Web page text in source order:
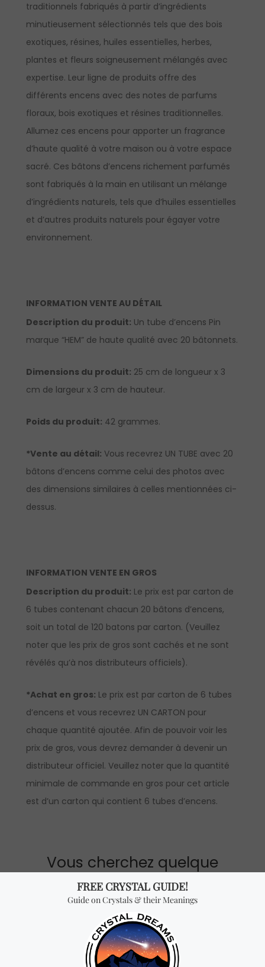
traditionnels fabriqués à partir d’ingrédients
minutieusement sélectionnés tels que des bois
exotiques, résines, huiles essentielles, herbes,
plantes et fleurs soigneusement mélangés avec
expertise. Leur ligne de produits offre des
différents encens avec des notes de parfums
floraux, bois exotiques et résines traditionnelles.
Allumez ces encens pour apporter un fragrance
d’haute qualité à votre maison ou à votre espace
sacré. Ces bâtons d’encens richement parfumés
sont fabriqués à la main en utilisant un mélange
d’ingrédients naturels, tels que d’huiles essentielles
et d’autres produits naturels pour égayer votre
environnement.
INFORMATION VENTE AU DÉTAIL
Description du produit: Un tube d’encens Pin
marque “HEM” de haute qualité avec 20 bâtonnets.
Dimensions du produit: 25 cm de longueur x 3
cm de largeur x 3 cm de hauteur.
Poids du produit: 42 grammes.
*Vente au détail: Vous recevrez UN TUBE avec 20
bâtons d’encens comme celui des photos avec
des dimensions similaires à celles mentionnées ci-
dessus.
INFORMATION VENTE EN GROS
Description du produit: Le prix est par carton de
6 tubes contenant chacun 20 bâtons d’encens,
soit un total de 120 batons par carton. (Veuillez
noter que les prix de gros sont cachés et ne sont
révélés qu’à nos distributeurs officiels).
*Achat en gros: Le prix est par carton de 6 tubes
d’encens et vous recevrez UN CARTON pour
chaque quantité ajoutée. Afin de pouvoir voir les
prix de gros, vous devrez demander à devenir un
distributeur officiel. Veuillez noter que la quantité
minimale de commande en gros pour cet article
est d’un carton qui contient 6 tubes d’encens.
Vous cherchez quelque
chose de spécial? Jetez
un coup d'œil à nos
produits les plus
vendus!